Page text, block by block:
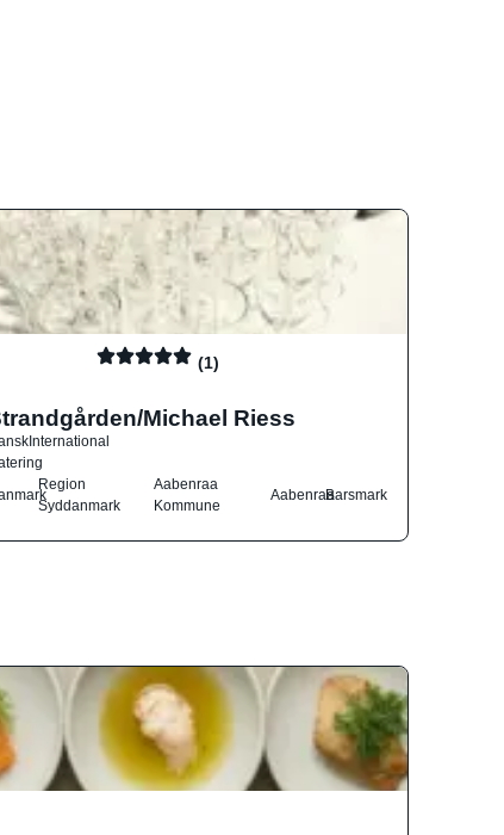
(1)
Michael Riess
International
Region
Syddanmark
Aabenraa
Kommune
AabenraaBarsmark